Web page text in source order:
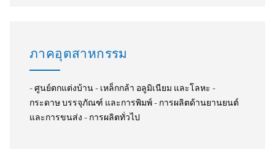
ภาคอุตสาหกรรม
- ศูนย์ตกแต่งบ้าน - เหล็กกล้า อลูมิเนียม และโลหะ -
กระดาษ บรรจุภัณฑ์ และการพิมพ์ - การผลิตด้านยานยนต์
และการขนส่ง - การผลิตทั่วไป